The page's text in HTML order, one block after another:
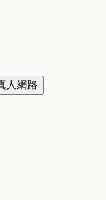
人網路